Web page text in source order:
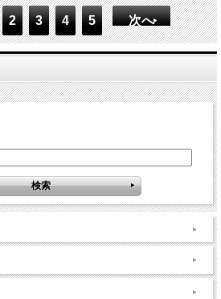
2 3 4 5 次へ